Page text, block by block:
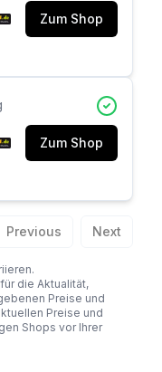
Zum Shop
Zum Shop
Previous Next
die Aktualität,
Preise und
Preise und
Shops vor Ihrer